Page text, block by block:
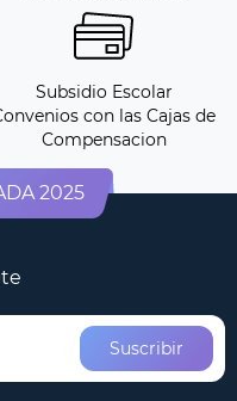
Subsidio Escolar
con las Cajas de
Compensacion
2025
Suscribir